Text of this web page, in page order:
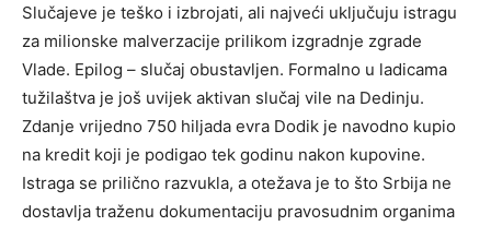
Slučajeve je teško i izbrojati, ali najveći uključuju istragu
za milionske malverzacije prilikom izgradnje zgrade
Vlade. Epilog – slučaj obustavljen. Formalno u ladicama
tužilaštva je još uvijek aktivan slučaj vile na Dedinju.
Zdanje vrijedno 750 hiljada evra Dodik je navodno kupio
na kredit koji je podigao tek godinu nakon kupovine.
Istraga se prilično razvukla, a otežava je to što Srbija ne
dostavlja traženu dokumentaciju pravosudnim organima